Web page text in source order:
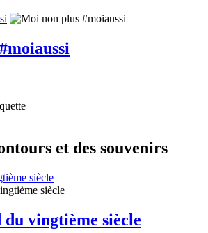
et des souvenirs
siècle
vingtième siècle